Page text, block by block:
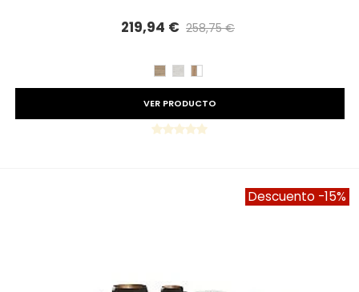
219,94 € 258,75 €
CAMBRIAN
TIBETROBLE
VER PRODUCTO
Descuento -15%